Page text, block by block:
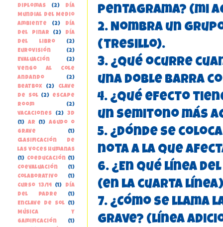
pentagrama? (mi
2. Nombra un
(tresillo).
3. ¿Qué ocurre
una doble barra
4. ¿Qué efecto
un semitono más
5. ¿Dónde se
nota a la que
6. ¿En qué línea
(en la cuarta
7. ¿Cómo se llama
grave? (línea
Diplomas
(2)
Día
Mundial del Medio
Ambiente
(2)
Día
del Pinar
(2)
Día
del libro
(2)
Eurovisión
(2)
Evaluación
(2)
Vengo al cole
andando
(2)
beatbox
(2)
clave
de sol (2)
escape
room
(2)
vacaciones
(2)
3D
(1)
AR (1)
Agudo o
grave
(1)
Clasificación de
las voces humanas
(1) Coeducación (1)
Coevaluación
(1)
Colaborativo
(1)
Curso 13/14
(1)
Día
del Padre
(1)
Enclave de Sol
(1)
Música y
gamificación
(1)